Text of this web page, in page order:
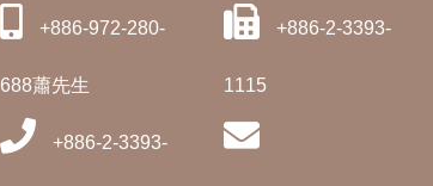
+886-972-280-
688蕭先生
+886-2-3393-
+886-2-3393-
1115